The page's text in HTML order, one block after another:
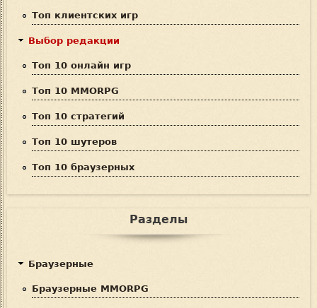
Топ клиентских игр
Выбор редакции
Топ 10 онлайн игр
Топ 10 MMORPG
Топ 10 стратегий
Топ 10 шутеров
Топ 10 браузерных
Разделы
Браузерные
Браузерные MMORPG